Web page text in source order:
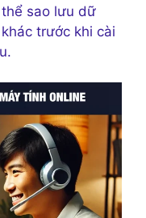
sao lưu dữ
trước khi cài